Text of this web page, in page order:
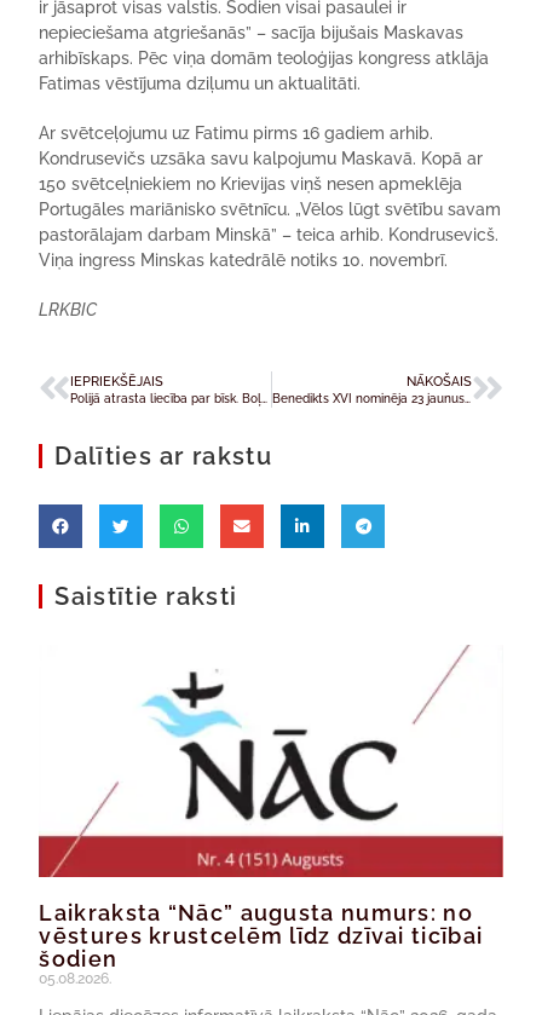
ir jāsaprot visas valstis. Šodien visai pasaulei ir
nepieciešama atgriešanās” – sacīja bijušais Maskavas
arhibīskaps. Pēc viņa domām teoloģijas kongress atklāja
Fatimas vēstījuma dziļumu un aktualitāti.
Ar svētceļojumu uz Fatimu pirms 16 gadiem arhib.
Kondrusevičs uzsāka savu kalpojumu Maskavā. Kopā ar
150 svētceļniekiem no Krievijas viņš nesen apmeklēja
Portugāles mariānisko svētnīcu. „Vēlos lūgt svētību savam
pastorālajam darbam Minskā” – teica arhib. Kondrusevicš.
Viņa ingress Minskas katedrālē notiks 10. novembrī.
LRKBIC
IEPRIEKŠĒJAIS NĀKOŠAIS
Benedikts XVI nominēja 23 jaunus kardinālus
Dalīties ar rakstu
Saistītie raksti
Laikraksta “Nāc” augusta numurs: no
vēstures krustcelēm līdz dzīvai ticībai
šodien
05.08.2026.